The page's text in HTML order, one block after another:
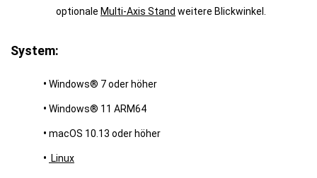
optionale Multi-Axis Stand weitere Blickwinkel.
System:
• Windows® 7 oder höher
• Windows® 11 ARM64
• macOS 10.13 oder höher
• Linux